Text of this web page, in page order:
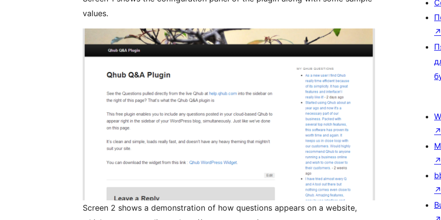
values.
Screen 2 shows a demonstration of how questions appears on a website,
↗
↗
↗
↗